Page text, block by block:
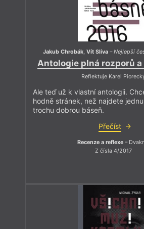
Jakub Chrobák, Vít Slíva –Nejlepší
Antologie plná rozporů
Reflektuje Karel
Ale teď už k vlastní antologii.
hodně stránek, než najdete
trochu dobrou báseň.
Přečíst
Recenze a reflexe –
Z čísla 4/2017